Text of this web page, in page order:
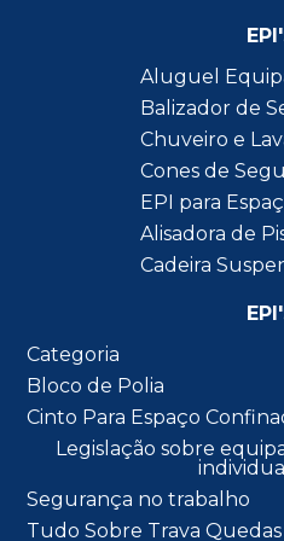
Aluguel
Balizador de
Chuveiro e
Cones de
EPI para
Alisadora de
Cadeira
Categoria
Bloco de Polia
Cinto Para Espaço
Legislação sobre
Segurança no trabalho
Tudo Sobre Trava Quedas